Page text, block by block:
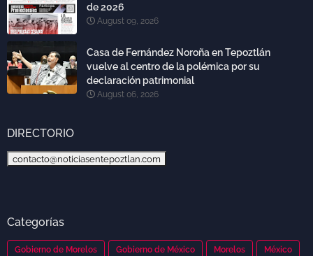
de 2026
August 09, 2026
Casa de Fernández Noroña en Tepoztlán
vuelve al centro de la polémica por su
declaración patrimonial
August 06, 2026
DIRECTORIO
contacto@noticiasentepoztlan.com
Categorías
Gobierno de Morelos Gobierno de México Morelos México